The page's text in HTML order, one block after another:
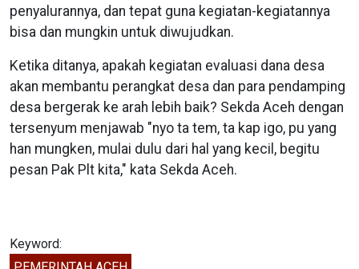
penyalurannya, dan tepat guna kegiatan-kegiatannya
bisa dan mungkin untuk diwujudkan.
Ketika ditanya, apakah kegiatan evaluasi dana desa
akan membantu perangkat desa dan para pendamping
desa bergerak ke arah lebih baik? Sekda Aceh dengan
tersenyum menjawab "nyo ta tem, ta kap igo, pu yang
han mungken, mulai dulu dari hal yang kecil, begitu
pesan Pak Plt kita," kata Sekda Aceh.
Keyword: